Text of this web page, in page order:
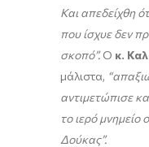
Και απεδείχθη
που ίσχυε δεν
σκοπό”.O κ.
μάλιστα,
αντιμετώπισε
το ιερό
Δούκας”.